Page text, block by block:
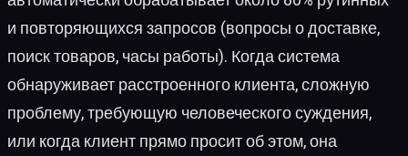
и повторяющихся запросов (вопросы о доставке,
поиск товаров, часы работы). Когда система
обнаруживает расстроенного клиента, сложную
проблему, требующую человеческого суждения,
или когда клиент прямо просит об этом, она